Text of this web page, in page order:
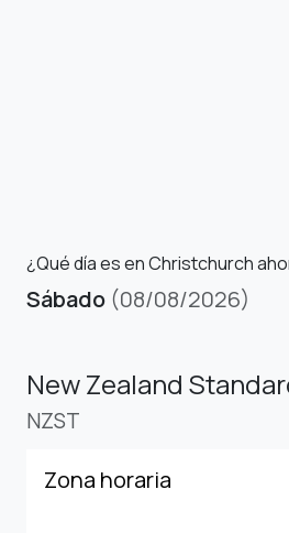
¿Qué día es en Christchurch
Sábado (08/08/2026)
New Zealand
NZST
Zona horaria